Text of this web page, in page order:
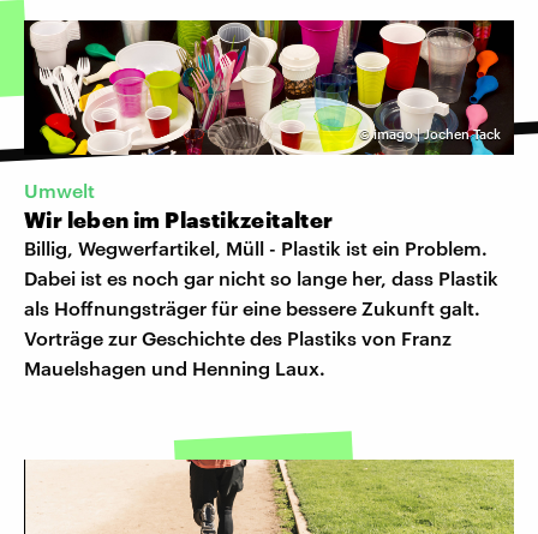
©imago | Jochen Tack
Umwelt
Wir leben im Plastikzeitalter
Billig, Wegwerfartikel, Müll - Plastik ist ein Problem.
Dabei ist es noch gar nicht so lange her, dass Plastik
als Hoffnungsträger für eine bessere Zukunft galt.
Vorträge zur Geschichte des Plastiks von Franz
Mauelshagen und Henning Laux.